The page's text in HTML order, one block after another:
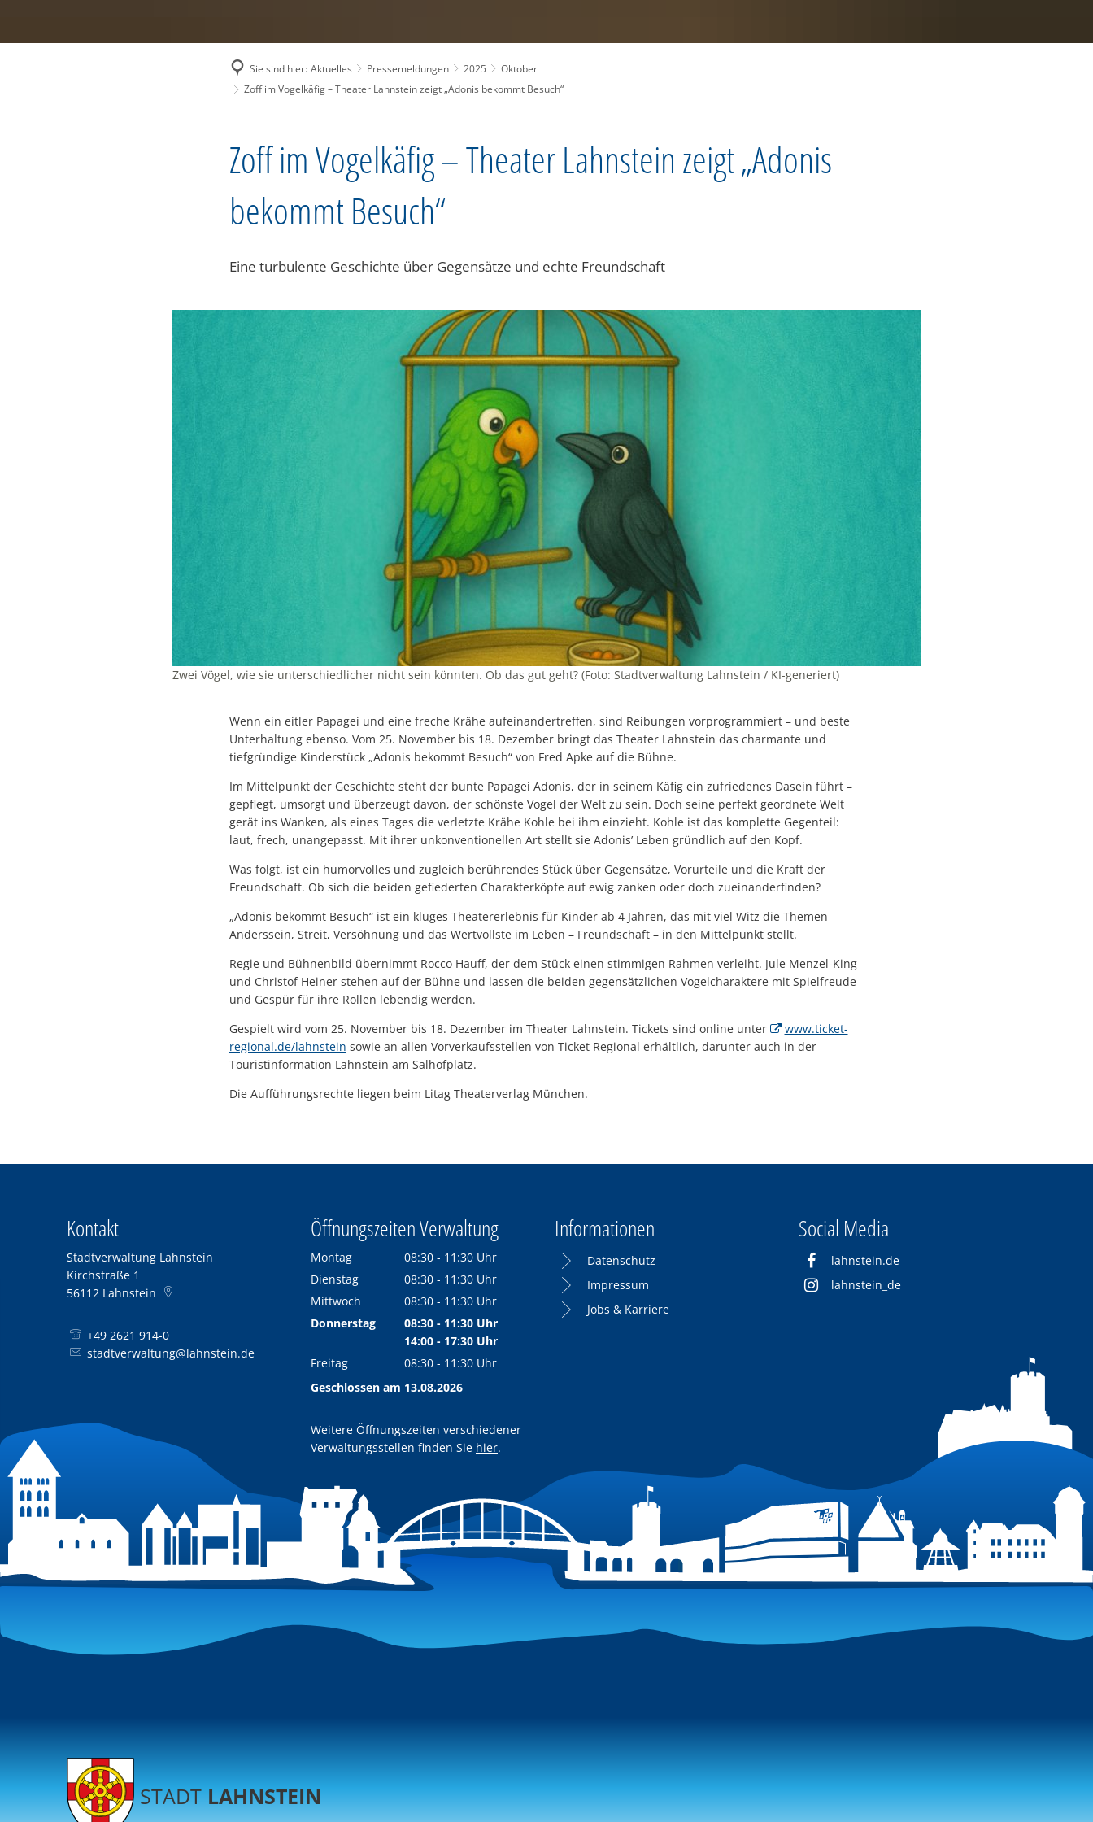
Sie sind hier: Aktuelles Pressemeldungen 2025
Oktober
Zoff im Vogelkäfig – Theater Lahnstein zeigt „Adonis bekommt Besuch“
Zoff im Vogelkäfig – Theater Lahnstein zeigt „Adonis
bekommt Besuch“
Eine turbulente Geschichte über Gegensätze und echte Freundschaft
Zwei Vögel, wie sie unterschiedlicher nicht sein könnten. Ob das gut geht? (Foto: Stadtverwaltung Lahnstein / KI-generiert)
Wenn ein eitler Papagei und eine freche Krähe aufeinandertreffen, sind Reibungen vorprogrammiert – und beste
Unterhaltung ebenso. Vom 25. November bis 18. Dezember bringt das Theater Lahnstein das charmante und
tiefgründige Kinderstück „Adonis bekommt Besuch“ von Fred Apke auf die Bühne.
Im Mittelpunkt der Geschichte steht der bunte Papagei Adonis, der in seinem Käfig ein zufriedenes Dasein führt –
gepflegt, umsorgt und überzeugt davon, der schönste Vogel der Welt zu sein. Doch seine perfekt geordnete Welt
gerät ins Wanken, als eines Tages die verletzte Krähe Kohle bei ihm einzieht. Kohle ist das komplette Gegenteil:
laut, frech, unangepasst. Mit ihrer unkonventionellen Art stellt sie Adonis’ Leben gründlich auf den Kopf.
Was folgt, ist ein humorvolles und zugleich berührendes Stück über Gegensätze, Vorurteile und die Kraft der
Freundschaft. Ob sich die beiden gefiederten Charakterköpfe auf ewig zanken oder doch zueinanderfinden?
„Adonis bekommt Besuch“ ist ein kluges Theatererlebnis für Kinder ab 4 Jahren, das mit viel Witz die Themen
Anderssein, Streit, Versöhnung und das Wertvollste im Leben – Freundschaft – in den Mittelpunkt stellt.
Regie und Bühnenbild übernimmt Rocco Hauff, der dem Stück einen stimmigen Rahmen verleiht. Jule Menzel-King
und Christof Heiner stehen auf der Bühne und lassen die beiden gegensätzlichen Vogelcharaktere mit Spielfreude
und Gespür für ihre Rollen lebendig werden.
Gespielt wird vom 25. November bis 18. Dezember im Theater Lahnstein. Tickets sind online unter
www.ticket-
regional.de/lahnstein sowie an allen Vorverkaufsstellen von Ticket Regional erhältlich, darunter auch in der
Touristinformation Lahnstein am Salhofplatz.
Die Aufführungsrechte liegen beim Litag Theaterverlag München.
Kontakt
Stadtverwaltung Lahnstein
Kirchstraße 1
56112 Lahnstein
+49 2621 914-0
stadtverwaltung@lahnstein.de
Öffnungszeiten Verwaltung
Montag 08:30 - 11:30 Uhr
Von 08:30 bis 11:30 Uhr
Dienstag 08:30 - 11:30 Uhr
Von 08:30 bis 11:30 Uhr
Mittwoch 08:30 - 11:30 Uhr
Von 08:30 bis 11:30 Uhr
Donnerstag 08:30 - 11:30 Uhr
Von 08:30 bis 11:30 Uhr
14:00 - 17:30 Uhr
Von 14:00 bis 17:30 Uhr
Freitag 08:30 - 11:30 Uhr
Von 08:30 bis 11:30 Uhr
Geschlossen am 13.08.2026
Weitere Öffnungszeiten verschiedener
Verwaltungsstellen finden Sie hier.
Informationen
Datenschutz
Impressum
Jobs & Karriere
Social Media
lahnstein.de
lahnstein_de
STADTLAHNSTEIN